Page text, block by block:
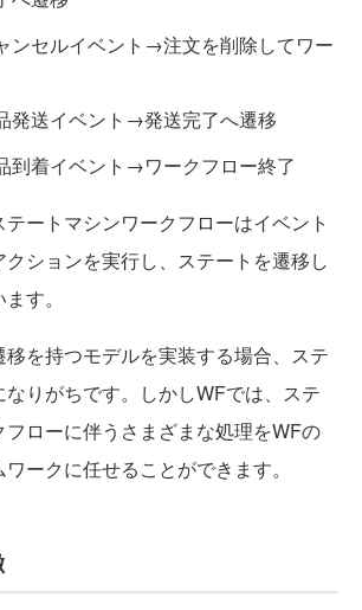
ンセルイベント→注文を削除してワー
発送イベント→発送完了へ遷移
到着イベント→ワークフロー終了
ートマシンワークフローはイベント
ションを実行し、ステートを遷移し
す。
を持つモデルを実装する場合、ステ
りがちです。しかしWFでは、ステ
ローに伴うさまざまな処理をWFの
ークに任せることができます。